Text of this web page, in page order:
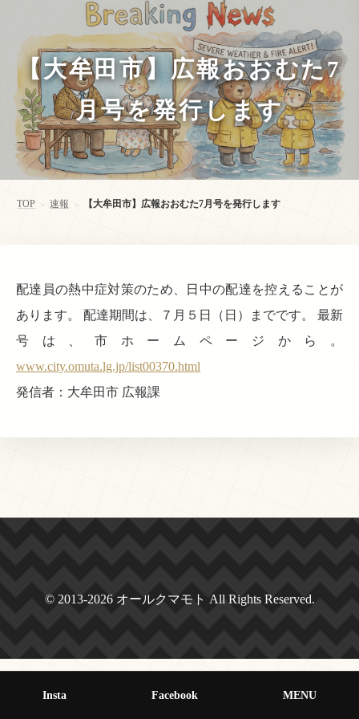
【大牟田市】広報おおむた7
月号を発行します
TOP > 速報 > 【大牟田市】広報おおむた7月号を発行します
配達員の熱中症対策のため、日中の配達を控えることが
あります。 配達期間は、７月５日（日）までです。 最新
号は、市ホームページから。
www.city.omuta.lg.jp/list00370.html
発信者：大牟田市 広報課
© 2013-2026 オールクマモト All Rights Reserved.
Insta Facebook MENU